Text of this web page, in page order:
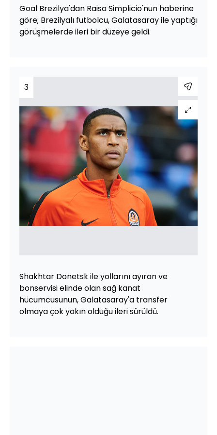
Goal Brezilya'dan Raisa Simplicio'nun haberine
göre; Brezilyalı futbolcu, Galatasaray ile yaptığı
görüşmelerde ileri bir düzeye geldi.
3
Shakhtar Donetsk ile yollarını ayıran ve
bonservisi elinde olan sağ kanat
hücumcusunun, Galatasaray'a transfer
olmaya çok yakın olduğu ileri sürüldü.